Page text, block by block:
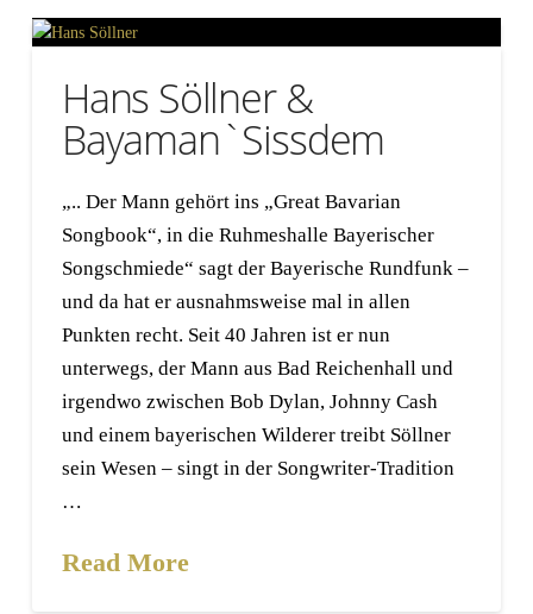
Hans Söllner &
Bayaman`Sissdem
„.. Der Mann gehört ins „Great Bavarian
Songbook“, in die Ruhmeshalle Bayerischer
Songschmiede“ sagt der Bayerische Rundfunk –
und da hat er ausnahmsweise mal in allen
Punkten recht. Seit 40 Jahren ist er nun
unterwegs, der Mann aus Bad Reichenhall und
irgendwo zwischen Bob Dylan, Johnny Cash
und einem bayerischen Wilderer treibt Söllner
sein Wesen – singt in der Songwriter-Tradition
…
Read More